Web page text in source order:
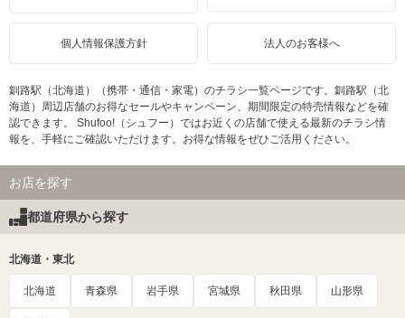
個人情報保護方針 法人のお客様へ
釧路駅（北海道）（携帯・通信・家電）のチラシ一覧ページです。釧路駅（北
海道）周辺店舗のお得なセールやキャンペーン、期間限定の特売情報などを確
認できます。 Shufoo!（シュフー）ではお近くの店舗で使える最新のチラシ情
報を、手軽にご確認いただけます。お得な情報をぜひご活用ください。
お店を探す
都道府県から探す
北海道・東北
北海道 青森県 岩手県 宮城県 秋田県 山形県